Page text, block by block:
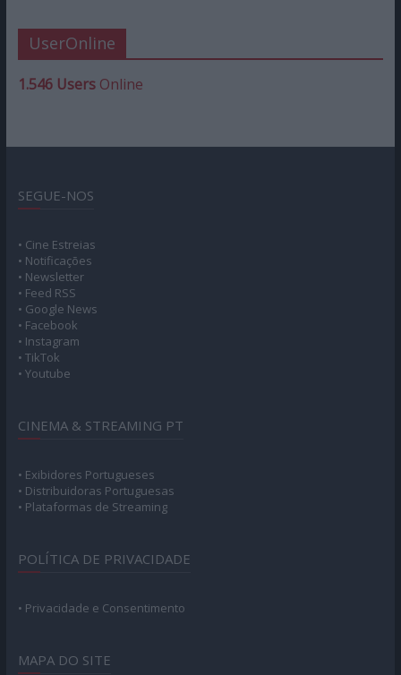
UserOnline
1.546 UsersOnline
SEGUE-NOS
• Cine Estreias
• Notificações
• Newsletter
• Feed RSS
• Google News
• Facebook
• Instagram
• TikTok
• Youtube
CINEMA & STREAMING PT
• Exibidores Portugueses
• Distribuidoras Portuguesas
• Plataformas de Streaming
POLÍTICA DE PRIVACIDADE
• Privacidade e Consentimento
MAPA DO SITE